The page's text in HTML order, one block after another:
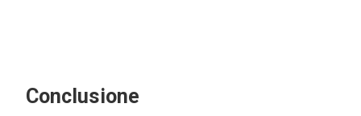
Conclusione